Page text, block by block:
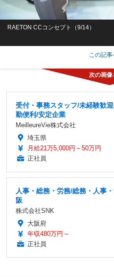
RAETON CCコンセプト（9/14）
この記
受付・事務スタッフ/未経験歓
勤便利/安定企業
MeilleureVie株式会社
埼玉県
月給21万5,000円～50万円
正社員
人事・総務・労務/総務・人事
阪
株式会社SNK
大阪府
年収480万円～
正社員